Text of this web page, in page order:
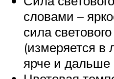
словами –
сила
(измеряется в
ярче и дальше